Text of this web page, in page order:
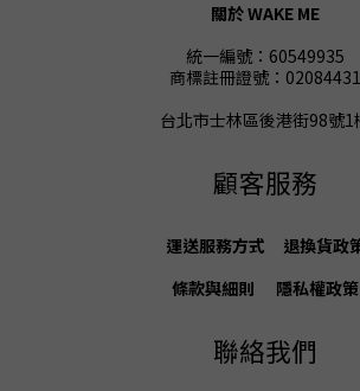
關於 WAKE ME
統一編號：60549935
商標註冊證號：02084431
台北市士林區後港街98號1
顧客服務
運送服務方式 退換貨政
條款與細則
隱私權政策
聯絡我們